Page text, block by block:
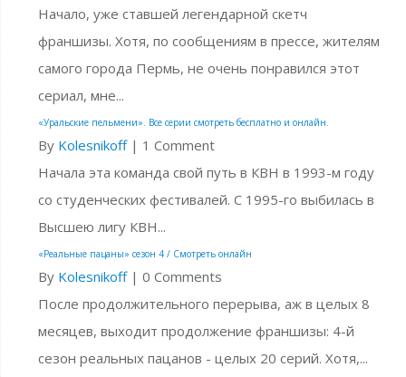
Начало, уже ставшей легендарной скетч
франшизы. Хотя, по сообщениям в прессе, жителям
самого города Пермь, не очень понравился этот
сериал, мне...
«Уральские пельмени». Все серии смотреть бесплатно и онлайн.
By Kolesnikoff| 1 Comment
Начала эта команда свой путь в КВН в 1993-м году
со студенческих фестивалей. С 1995-го выбилась в
Высшею лигу КВН...
«Реальные пацаны» сезон 4 / Смотреть онлайн
By Kolesnikoff| 0 Comments
После продолжительного перерыва, аж в целых 8
месяцев, выходит продолжение франшизы: 4-й
сезон реальных пацанов - целых 20 серий. Хотя,...